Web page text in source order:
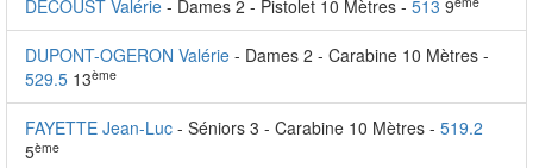
DECOUST Valérie - Dames 2 - Pistolet 10 Mètres - 513 9
DUPONT-OGERON Valérie - Dames 2 - Carabine 10 Mètres -
529.5 13ème
FAYETTE Jean-Luc - Séniors 3 - Carabine 10 Mètres - 519.2
5ème